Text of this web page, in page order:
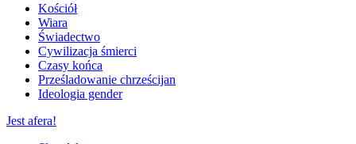
Kościół
Wiara
Świadectwo
Cywilizacja śmierci
Czasy końca
Prześladowanie chrześcijan
Ideologia gender
Jest afera!